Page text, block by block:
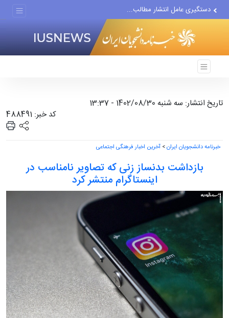
دستگیری عامل انتشار مطالب...
مواضع مزدوران سعودی را با...
ضربه مغزی بیش از ۷۰۰ نظامی...
تاریخ انتشار: سه شنبه 1402/08/30 - 13:37
کد خبر: 488491
خبرنامه دانشجویان ایران> آخرین اخبار فرهنگی اجتماعی
بازداشت بدنساز زنی که تصاویر نامناسب در
اینستاگرام منتشر کرد